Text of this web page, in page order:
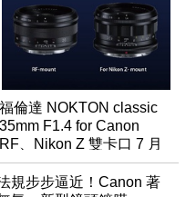
福倫達 NOKTON classic
35mm F1.4 for Canon
RF、Nikon Z 雙卡口 7 月
同步登台
規步步逼近！Canon 著